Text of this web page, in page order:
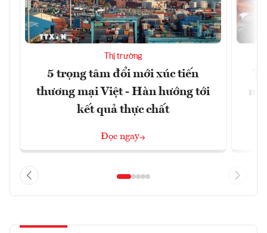
Thị trường
5 trọng tâm đổi mới xúc tiến
thương mại Việt - Hàn hướng tới
kết quả thực chất
Đọc ngay